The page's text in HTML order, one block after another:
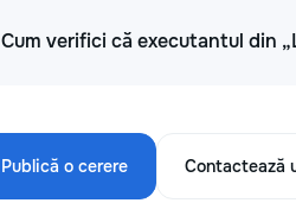
Cum verifici că executantul din
Publică o cerere Contactează